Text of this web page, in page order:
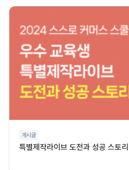
게시글
특별제작라이브 도전과 성공 스토리